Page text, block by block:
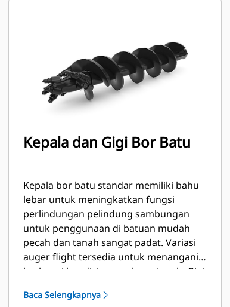
Kepala dan Gigi Bor Batu
Kepala bor batu standar memiliki bahu
lebar untuk meningkatkan fungsi
perlindungan pelindung sambungan
untuk penggunaan di batuan mudah
pecah dan tanah sangat padat. Variasi
auger flight tersedia untuk menangani
berbagai kondisi permukaan tanah. Gigi
dan/atau gigi chisel untuk ruang dalam.
Baca Selengkapnya